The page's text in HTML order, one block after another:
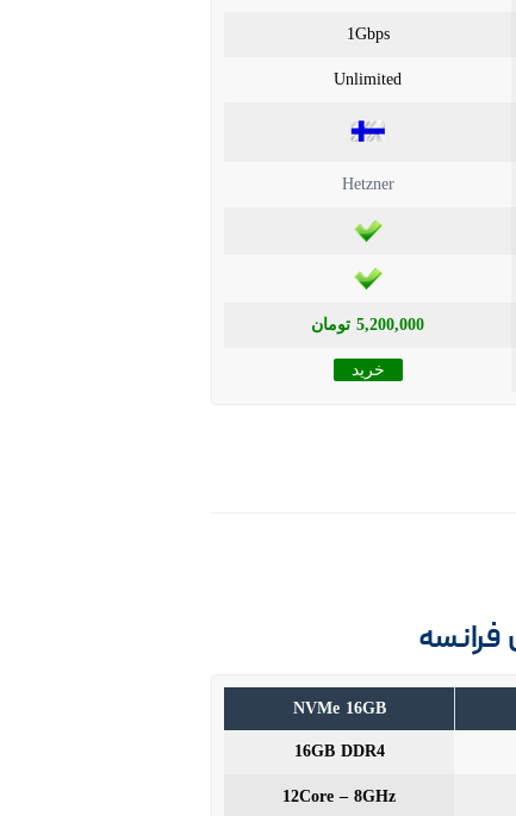
1Gbps
Unlimited
Hetzner
5,200,000 تومان
خرید
NVMe 16GB
16GB DDR4
12Core – 8GHz